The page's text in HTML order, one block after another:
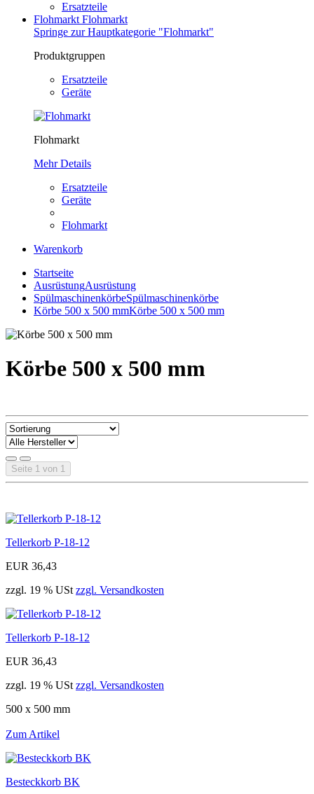
Ersatzteile
Flohmarkt Flohmarkt
Springe zur Hauptkategorie "Flohmarkt"
Produktgruppen
Ersatzteile
Geräte
Flohmarkt
Mehr Details
Ersatzteile
Geräte
Flohmarkt
Warenkorb
Startseite
AusrüstungAusrüstung
SpülmaschinenkörbeSpülmaschinenkörbe
Körbe 500 x 500 mmKörbe 500 x 500 mm
Körbe 500 x 500 mm
Seite 1 von 1
Tellerkorb P-18-12
EUR 36,43
zzgl. 19 % USt zzgl. Versandkosten
Tellerkorb P-18-12
EUR 36,43
zzgl. 19 % USt zzgl. Versandkosten
500 x 500 mm
Zum Artikel
Besteckkorb BK